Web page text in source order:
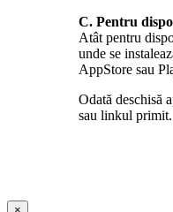
C. Pentru
Atât pentru
unde se
AppStore sau
Odată deschisă
sau linkul
Close